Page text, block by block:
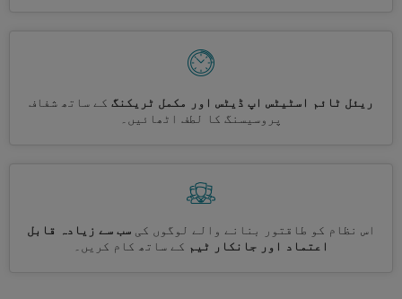
ریئل ٹائم اسٹیٹس اپ ڈیٹس اور مکمل ٹریکنگ کے ساتھ شفاف
پروسیسنگ کا لطف اٹھائیں۔
اس نظام کو طاقتور بنانے والے لوگوں کی سب سے زیادہ قابل
اعتماد اور جانکار ٹیم کے ساتھ کام کریں۔